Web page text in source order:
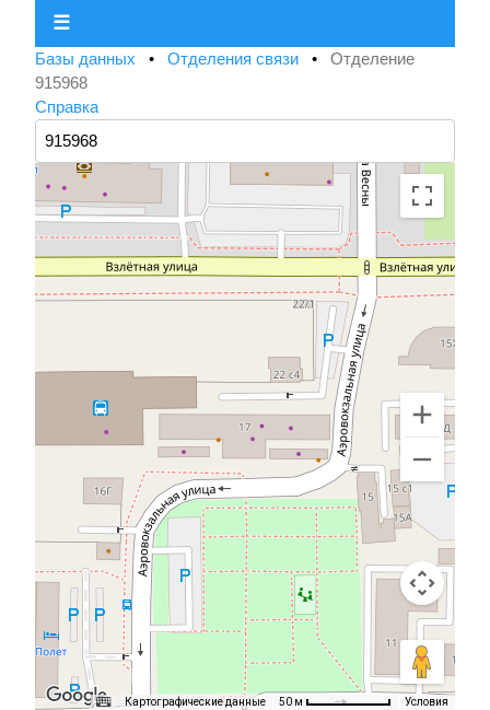
☰
Базы данных • Отделения связи • Отделение
915968
Справка
Картографические данные 50 м Условия